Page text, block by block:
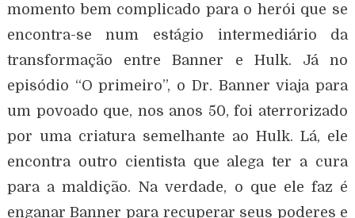
momento bem complicado para o herói que se
encontra-se num estágio intermediário da
transformação entre Banner e Hulk. Já no
episódio “O primeiro”, o Dr. Banner viaja para
um povoado que, nos anos 50, foi aterrorizado
por uma criatura semelhante ao Hulk. Lá, ele
encontra outro cientista que alega ter a cura
para a maldição. Na verdade, o que ele faz é
enganar Banner para recuperar seus poderes e